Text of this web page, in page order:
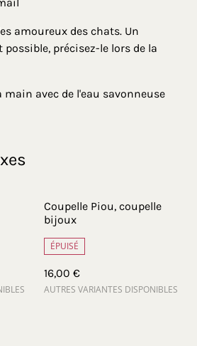
amoureux des chats. Un
possible, précisez-le lors de la
main avec de l'eau savonneuse
Coupelle Piou, coupelle
bijoux
ÉPUISÉ
16,00 €
AUTRES VARIANTES DISPONIBLES